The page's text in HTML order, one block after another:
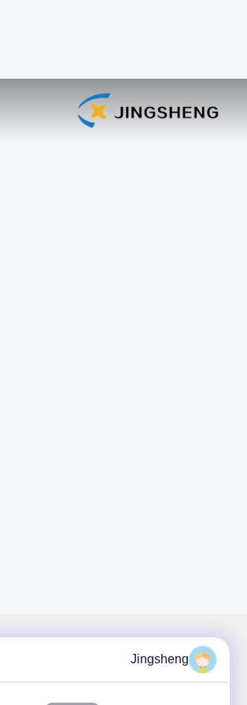
Jingsheng